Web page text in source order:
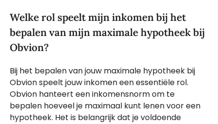
Welke rol speelt mijn inkomen bij het
bepalen van mijn maximale hypotheek bij
Obvion?
Bij het bepalen van jouw maximale hypotheek bij
Obvion speelt jouw inkomen een essentiële rol.
Obvion hanteert een inkomensnorm om te
bepalen hoeveel je maximaal kunt lenen voor een
hypotheek. Het is belangrijk dat je voldoende